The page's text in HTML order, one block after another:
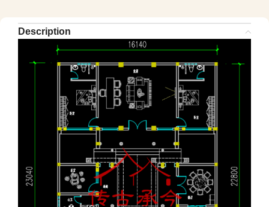
Description